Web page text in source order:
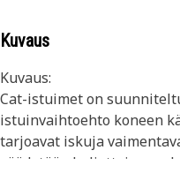
Kuvaus
Kuvaus:
Cat-istuimet on
istuinvaihtoehto koneen
tarjoavat iskuja
säädetään kuljettajan